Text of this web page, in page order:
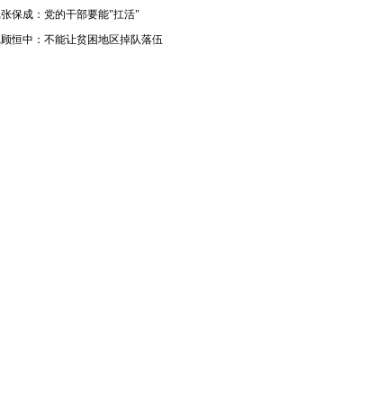
保成：党的干部要能"扛活"
恒中：不能让贫困地区掉队落伍